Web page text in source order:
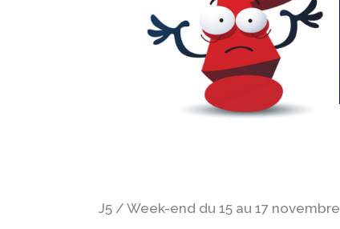
J5 / Week-end du 15 au 17 novembre